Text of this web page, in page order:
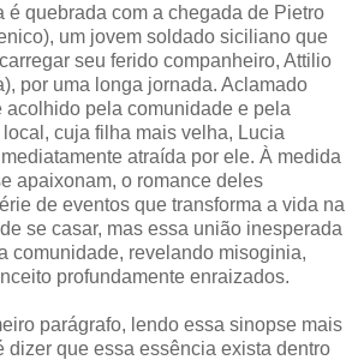
é quebrada com a chegada de Pietro
um jovem soldado siciliano que
seu ferido companheiro, Attilio
por uma longa jornada. Aclamado
acolhido pela comunidade e pela
cuja filha mais velha, Lucia
atraída por ele. À medida
apaixonam, o romance deles
de eventos que transforma a vida na
se casar, mas essa união inesperada
comunidade, revelando misoginia,
profundamente enraizados.
parágrafo, lendo essa sinopse mais
dizer que essa essência exista dentro